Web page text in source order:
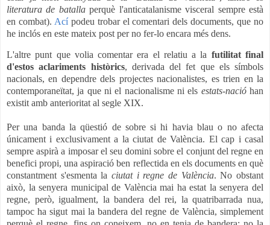
literatura de batallaperquè l'anticatalanisme visceral sempre està
en combat). Ací podeu trobar el comentari dels documents, que no
he inclós en este mateix post per no fer-lo encara més dens.
L'altre punt que volia comentar era el relatiu a la futilitat final
d'estos aclariments històrics, derivada del fet que els símbols
nacionals, en dependre dels projectes nacionalistes, es trien en la
contemporaneïtat, ja que ni el nacionalisme ni els estats-nacióhan
existit amb anterioritat al segle XIX.
Per una banda la qüestió de sobre si hi havia blau o no afecta
únicament i exclusivament a la ciutat de València. El cap i casal
sempre aspirà a imposar el seu domini sobre el conjunt del regne en
benefici propi, una aspiració ben reflectida en els documents en què
constantment s'esmenta la ciutat i regne de València. No obstant
això, la senyera municipal de València mai ha estat la senyera del
regne, però, igualment, la bandera del rei, la quatribarrada nua,
tampoc ha sigut mai la bandera del regne de València, simplement